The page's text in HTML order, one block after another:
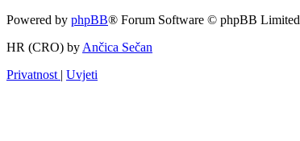
Powered by phpBB® Forum Software © phpBB Limited
HR (CRO) by Ančica Sečan
Privatnost | Uvjeti